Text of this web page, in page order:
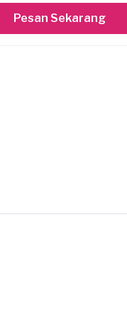
Pesan Sekarang